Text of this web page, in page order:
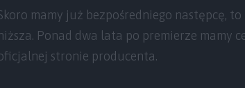
mamy już bezpośredniego następcę, to
Ponad dwa lata po premierze mamy
stronie producenta.